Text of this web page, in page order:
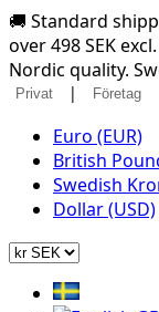
🚚 Standard
over 498 SEK
Nordic quality.
Privat | Företag
Euro (EUR)
British
Swedish
Dollar (USD)